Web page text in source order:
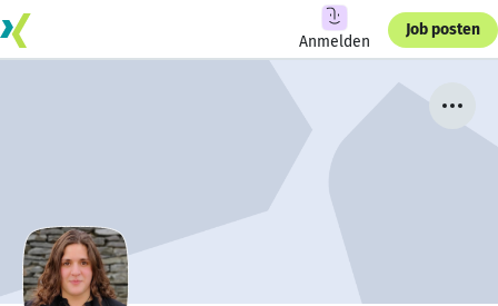
Anmelden
Job posten